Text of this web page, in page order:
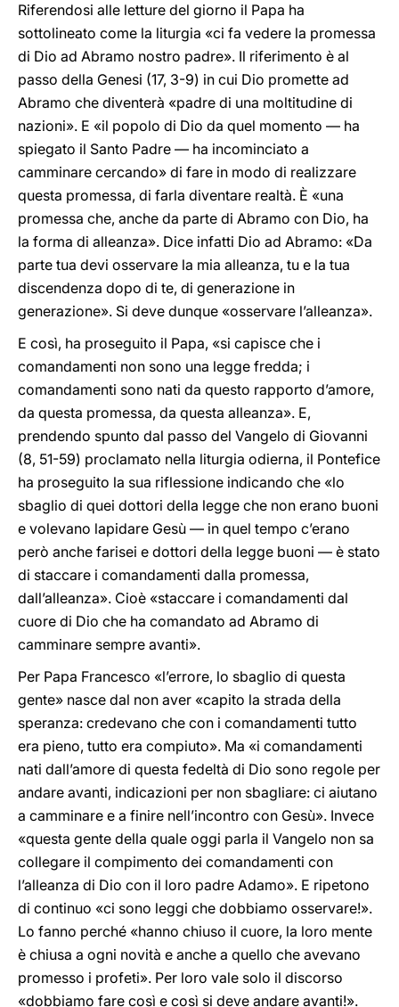
Riferendosi alle letture del giorno il Papa ha
sottolineato come la liturgia «ci fa vedere la promessa
di Dio ad Abramo nostro padre». Il riferimento è al
passo della Genesi (17, 3-9) in cui Dio promette ad
Abramo che diventerà «padre di una moltitudine di
nazioni». E «il popolo di Dio da quel momento — ha
spiegato il Santo Padre — ha incominciato a
camminare cercando» di fare in modo di realizzare
questa promessa, di farla diventare realtà. È «una
promessa che, anche da parte di Abramo con Dio, ha
la forma di alleanza». Dice infatti Dio ad Abramo: «Da
parte tua devi osservare la mia alleanza, tu e la tua
discendenza dopo di te, di generazione in
generazione». Si deve dunque «osservare l’alleanza».
E così, ha proseguito il Papa, «si capisce che i
comandamenti non sono una legge fredda; i
comandamenti sono nati da questo rapporto d’amore,
da questa promessa, da questa alleanza». E,
prendendo spunto dal passo del Vangelo di Giovanni
(8, 51-59) proclamato nella liturgia odierna, il Pontefice
ha proseguito la sua riflessione indicando che «lo
sbaglio di quei dottori della legge che non erano buoni
e volevano lapidare Gesù — in quel tempo c’erano
però anche farisei e dottori della legge buoni — è stato
di staccare i comandamenti dalla promessa,
dall’alleanza». Cioè «staccare i comandamenti dal
cuore di Dio che ha comandato ad Abramo di
camminare sempre avanti».
Per Papa Francesco «l’errore, lo sbaglio di questa
gente» nasce dal non aver «capito la strada della
speranza: credevano che con i comandamenti tutto
era pieno, tutto era compiuto». Ma «i comandamenti
nati dall’amore di questa fedeltà di Dio sono regole per
andare avanti, indicazioni per non sbagliare: ci aiutano
a camminare e a finire nell’incontro con Gesù». Invece
«questa gente della quale oggi parla il Vangelo non sa
collegare il compimento dei comandamenti con
l’alleanza di Dio con il loro padre Adamo». E ripetono
di continuo «ci sono leggi che dobbiamo osservare!».
Lo fanno perché «hanno chiuso il cuore, la loro mente
è chiusa a ogni novità e anche a quello che avevano
promesso i profeti». Per loro vale solo il discorso
«dobbiamo fare così e così si deve andare avanti!».